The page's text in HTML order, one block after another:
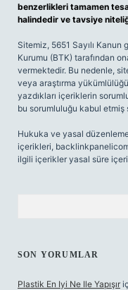
benzerlikleri tamamen
halindedir ve tavsiye
Sitemiz, 5651 Sayılı
Kurumu (BTK) tarafından
vermektedir. Bu nedenle,
veya araştırma
yazdıkları içeriklerin
bu sorumluluğu kabul etmiş
Hukuka ve yasal
içerikleri,
ilgili içerikler yasal süre
SON YORUMLAR
Plastik En Iyi Ne Ile Yapışır